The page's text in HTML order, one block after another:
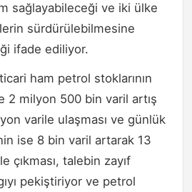
sağlayabileceği ve iki ülke
sürdürülebilmesine
ifade ediliyor.
ham petrol stoklarının
2 milyon 500 bin varil artış
varile ulaşması ve günlük
ise 8 bin varil artarak 13
çıkması, talebin zayıf
pekiştiriyor ve petrol